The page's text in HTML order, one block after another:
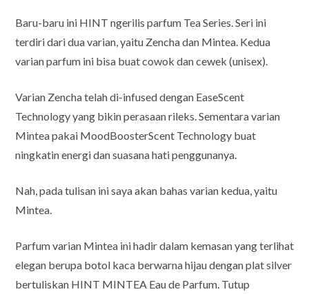
Baru-baru ini HINT ngerilis parfum Tea Series. Seri ini
terdiri dari dua varian, yaitu Zencha dan Mintea. Kedua
varian parfum ini bisa buat cowok dan cewek (unisex).
Varian Zencha telah di-infused dengan EaseScent
Technology yang bikin perasaan rileks. Sementara varian
Mintea pakai MoodBoosterScent Technology buat
ningkatin energi dan suasana hati penggunanya.
Nah, pada tulisan ini saya akan bahas varian kedua, yaitu
Mintea.
Parfum varian Mintea ini hadir dalam kemasan yang terlihat
elegan berupa botol kaca berwarna hijau dengan plat silver
bertuliskan HINT MINTEA Eau de Parfum. Tutup